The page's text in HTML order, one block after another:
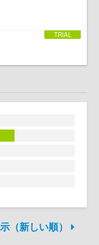
（新しい順）